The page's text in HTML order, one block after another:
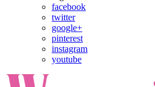
facebook
twitter
google+
pinterest
instagram
youtube